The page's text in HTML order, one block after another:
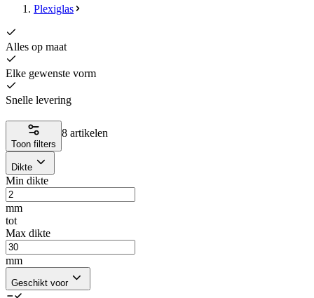
Plexiglas
Alles op maat
Elke gewenste vorm
Snelle levering
Toon filters
8 artikelen
Dikte
Min dikte
mm
tot
Max dikte
mm
Geschikt voor